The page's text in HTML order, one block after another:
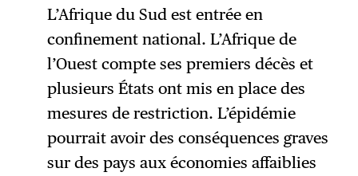
L’Afrique du Sud est entrée en
confinement national. L’Afrique de
l’Ouest compte ses premiers décès et
plusieurs États ont mis en place des
mesures de restriction. L’épidémie
pourrait avoir des conséquences graves
sur des pays aux économies affaiblies